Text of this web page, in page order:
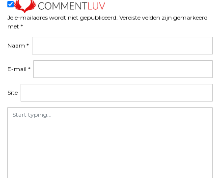
Je e-mailadres wordt niet gepubliceerd. Vereiste velden zijn gemarkeerd
met *
Naam *
E-mail *
Site